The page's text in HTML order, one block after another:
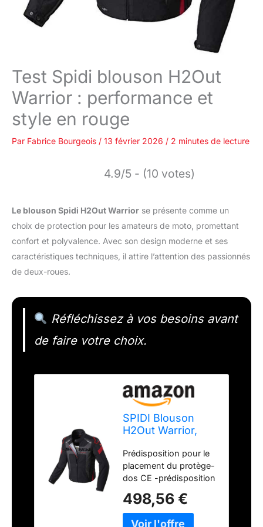
Test Spidi blouson H2Out
Warrior : performance et
style en rouge
Par Fabrice Bourgeois / 13 février 2026 / 2 minutes de lecture
4.9/5 - (10 votes)
Le blouson Spidi H2Out Warrior se présente comme un
choix de protection pour les amateurs de moto, promettant
confort et polyvalence. Avec son design moderne et ses
caractéristiques techniques, il attire l’attention des passionnés
de deux-roues.
Réfléchissez à vos besoins avant
de faire votre choix.
SPIDI Blouson
H2Out Warrior,
Prédisposition pour le
placement du protège-
dos CE -prédisposition
protège-dos CE -
prédisposition pour le
498,56 €